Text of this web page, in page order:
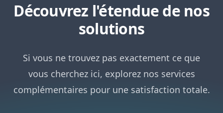
Découvrez l'étendue de nos
solutions
Si vous ne trouvez pas exactement ce que
vous cherchez ici, explorez nos services
complémentaires pour une satisfaction totale.